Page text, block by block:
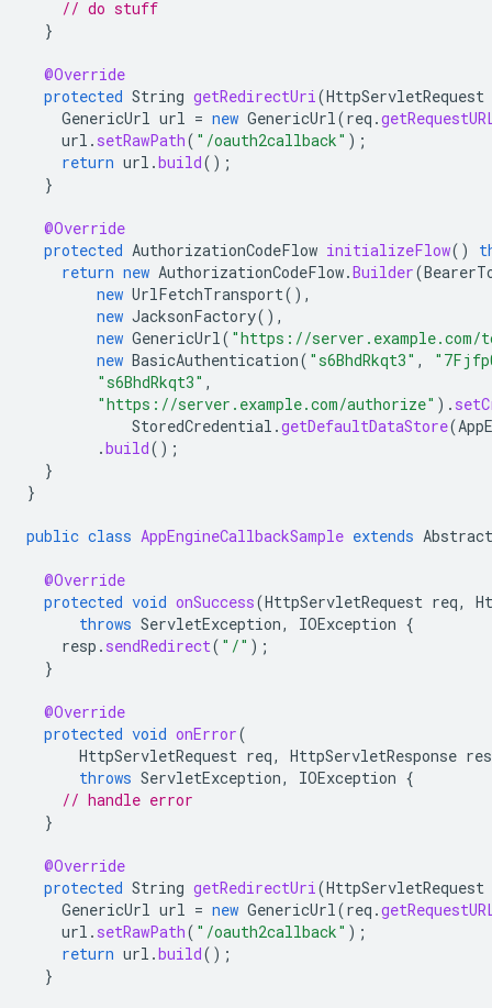
// do stuff
}
@Override
protected String getRedirectUri(HttpServletRequest
GenericUrl url = new GenericUrl(req .
url . setRawPath( "/oauth2callback" );
return url .build();
}
@Override
protected AuthorizationCodeFlow initializeFlow()
return new AuthorizationCodeFlow.Builder(
new UrlFetchTransport(),
new JacksonFactory(),
new GenericUrl( "https://server.example.com/
new BasicAuthentication( "s6BhdRkqt3" ,
"s6BhdRkqt3" ,
"https://server.example.com/authorize" ).
StoredCredential .getDefaultDataStore(
.build();
}
}
public class AppEngineCallbackSample extends
@Override
protected void onSuccess(HttpServletRequest req,
throws ServletException, IOException {
resp . sendRedirect( "/" );
}
@Override
protected void onError(
HttpServletRequest req, HttpServletResponse
throws ServletException, IOException {
// handle error
}
@Override
protected String getRedirectUri(HttpServletRequest
GenericUrl url = new GenericUrl(req .
url . setRawPath( "/oauth2callback" );
return url .build();
}